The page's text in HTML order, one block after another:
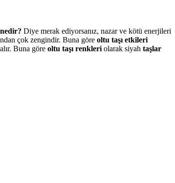
Diye merak ediyorsanız, nazar ve kötü enerjileri
çok zengindir. Buna göre oltu taşı etkileri
Buna göre oltu taşı renkleri olarak siyah taşlar